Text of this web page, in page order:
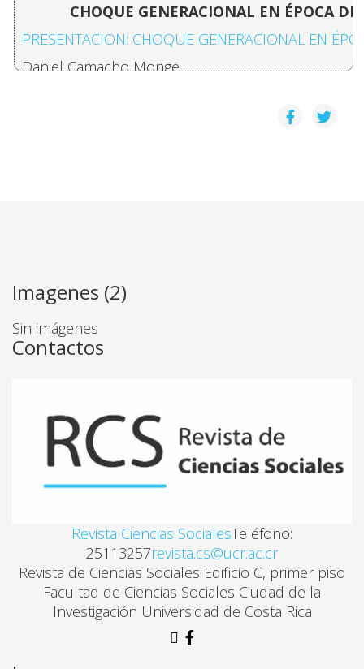
CHOQUE GENERACIONAL EN ÉPOCA
PRESENTACION: CHOQUE GENERACIONAL EN
Daniel Camacho Monge
PROPUESTA DE UN ÍNDICE PARA LA MEDICIÓN
Maricruz Coto Choto
PRODUCCIÓN ACADÉMICA EN ESTUDIOS DE LA
APORTES PARA LA REFLEXIÓN SOBRE EL
Orlando Guevara Villalobos
Luz m. Lardone
EL PERIODO JUVENIL VISTO DESDE LA
Rolando Pérez, Wendy Aguilar, David
Imagenes (2)
Sin imágenes
Contactos
Revista Ciencias SocialesTeléfono:
25113257revista.cs@ucr.ac.cr
Revista de Ciencias Sociales Edificio C, primer piso
Facultad de Ciencias Sociales Ciudad de la
Investigación Universidad de Costa Rica